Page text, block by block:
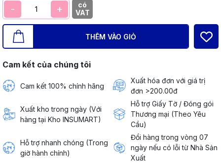
- +
có
VAT
THÊM VÀO GIỎ
Cam kết của chúng tôi
Cam kết 100% chính hãng
Xuất hóa đơn với giá trị
đơn >200.00đ
Xuất kho trong ngày (Với
hàng tại Kho INSUMART)
Hỗ trợ Giấy Tờ / Đóng gói
Thương mại (Theo Yêu
Cầu)
Hỗ trợ nhanh chóng (Trong
giờ hành chính)
Đổi hàng trong vòng 07
ngày nếu có lỗi từ Nhà Sản
Xuất